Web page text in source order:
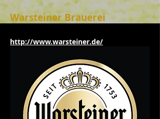
Warsteiner Brauerei
http://www.warsteiner.de/